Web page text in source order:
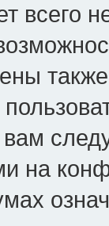
всего
вам
на